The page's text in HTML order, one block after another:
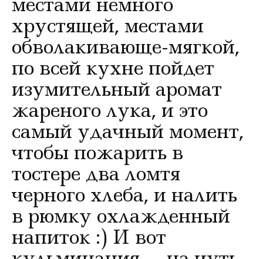
хрустящей, местами
обволакивающе-мягкой,
по всей кухне пойдет
изумительный аромат
жареного лука, и это
самый удачный момент,
чтобы пожарить в
тостере два ломтя
черного хлеба, и налить
в рюмку охлажденный
напиток :) И вот